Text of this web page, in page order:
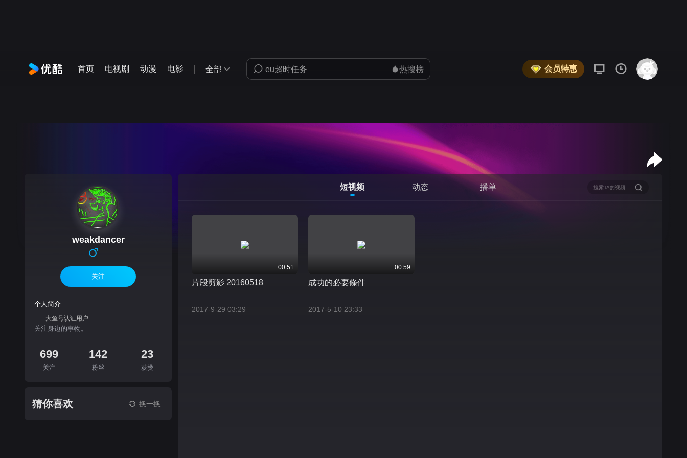
首页 电视剧 动漫 电影 全部 热搜榜 会员特惠
weakdancer
关注
个人简介:
大鱼号认证用户
关注身边的事物。
699
关注
142
粉丝
23
获赞
猜你喜欢 换一换
短视频 动态 播单
00:51
片段剪影 20160518
2017-9-29 03:29
00:59
成功的必要條件
2017-5-10 23:33